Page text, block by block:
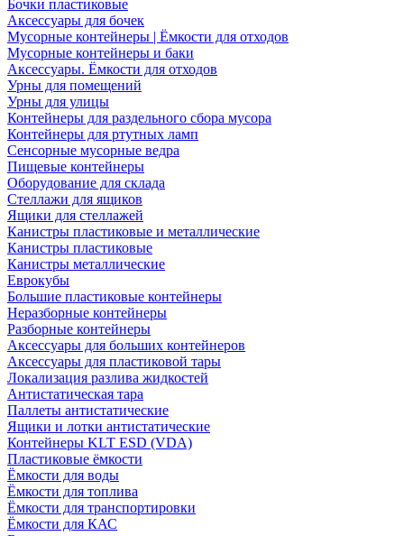
Бочки пластиковые
Аксессуары для бочек
Мусорные контейнеры | Ёмкости для отходов
Мусорные контейнеры и баки
Аксессуары. Ёмкости для отходов
Урны для помещений
Урны для улицы
Контейнеры для раздельного сбора мусора
Контейнеры для ртутных ламп
Сенсорные мусорные ведра
Пищевые контейнеры
Оборудование для склада
Стеллажи для ящиков
Ящики для стеллажей
Канистры пластиковые и металлические
Канистры пластиковые
Канистры металлические
Еврокубы
Большие пластиковые контейнеры
Неразборные контейнеры
Разборные контейнеры
Аксессуары для больших контейнеров
Аксессуары для пластиковой тары
Локализация разлива жидкостей
Антистатическая тара
Паллеты антистатические
Ящики и лотки антистатические
Контейнеры KLT ESD (VDA)
Пластиковые ёмкости
Ёмкости для воды
Ёмкости для топлива
Ёмкости для транспортировки
Ёмкости для КАС